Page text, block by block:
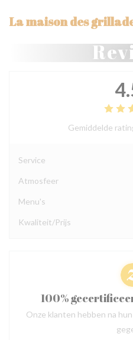
La maison des
Gemiddelde
Service
Atmosfeer
Menu's
Kwaliteit/Prijs
100%
Onze klanten hebben na